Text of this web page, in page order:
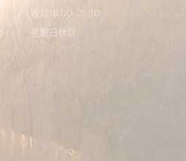
晚診18:00-21:00
星期日休診